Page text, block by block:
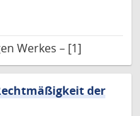
Werkes – [1]
der